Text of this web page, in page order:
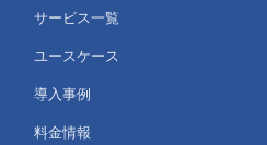
サービス一覧
ユースケース
導入事例
料金情報